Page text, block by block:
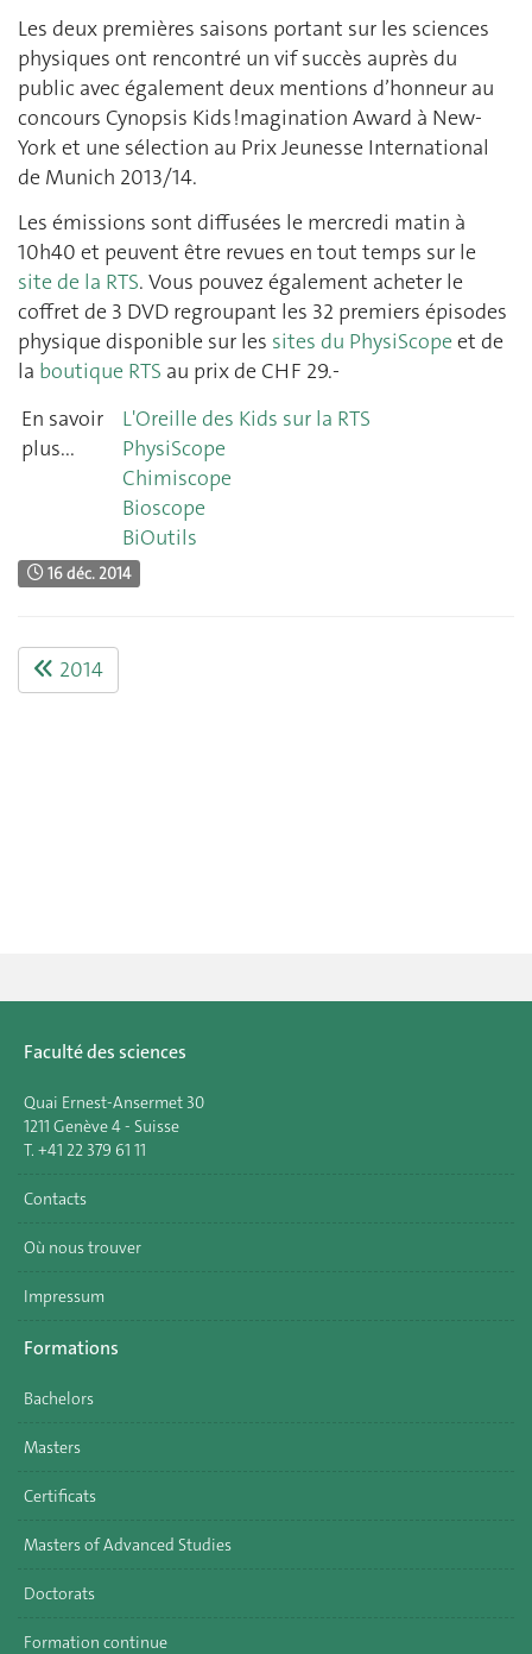
Les deux premières saisons portant sur les sciences
physiques ont rencontré un vif succès auprès du
public avec également deux mentions d’honneur au
concours Cynopsis Kids !magination Award à New-
York et une sélection au Prix Jeunesse International
de Munich 2013/14.
Les émissions sont diffusées le mercredi matin à
10h40 et peuvent être revues en tout temps sur le
site de la RTS. Vous pouvez également acheter le
coffret de 3 DVD regroupant les 32 premiers épisodes
physique disponible sur les sites du PhysiScope et de
la boutique RTS au prix de CHF 29.-
En savoir
plus...
L'Oreille des Kids sur la RTS
PhysiScope
Chimiscope
Bioscope
BiOutils
16 déc. 2014
2014
Faculté des sciences
Quai Ernest-Ansermet 30
1211 Genève 4 - Suisse
T. +41 22 379 61 11
Contacts
Où nous trouver
Impressum
Formations
Bachelors
Masters
Certificats
Masters of Advanced Studies
Doctorats
Formation continue